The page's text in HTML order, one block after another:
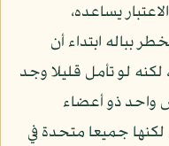
يساعده،
بباله ابتداء أن
لو تأمل قليلا وجد
واحد ذو أعضاء
جميعا متحدة في